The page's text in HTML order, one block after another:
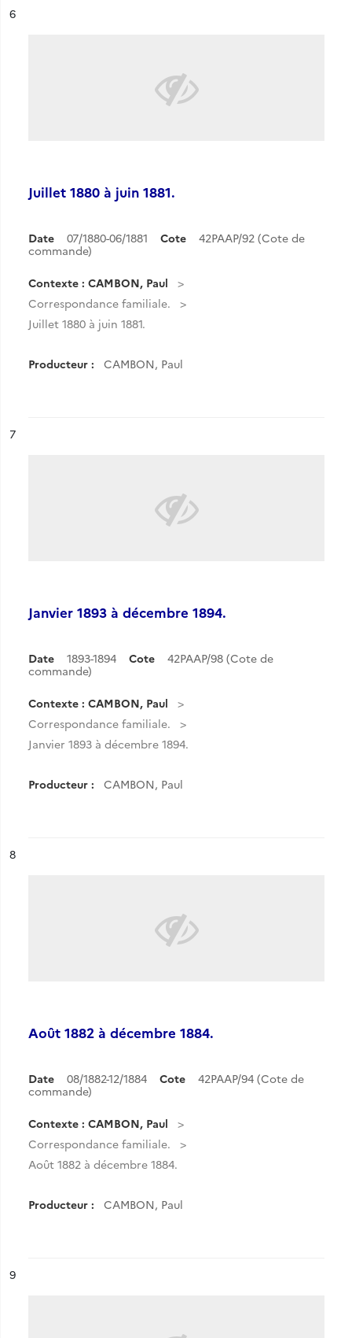
n°
6
Juillet 1880 à juin 1881.
Date 07/1880-06/1881 Cote
42PAAP/92 (Cote de
commande)
Contexte : CAMBON, Paul
Correspondance familiale.
Juillet 1880 à juin 1881.
Producteur : CAMBON, Paul
n°
7
Janvier 1893 à décembre 1894.
Date 1893-1894 Cote
42PAAP/98 (Cote de
commande)
Contexte : CAMBON, Paul
Correspondance familiale.
Janvier 1893 à décembre 1894.
Producteur : CAMBON, Paul
n°
8
Août 1882 à décembre 1884.
Date 08/1882-12/1884 Cote
42PAAP/94 (Cote de
commande)
Contexte : CAMBON, Paul
Correspondance familiale.
Août 1882 à décembre 1884.
Producteur : CAMBON, Paul
n°
9